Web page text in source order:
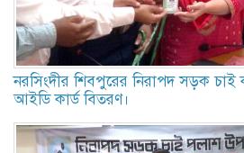
নরসিংদীর শিবপুরের নিরাপদ সড়ক
আইডি কার্ড বিতরণ।